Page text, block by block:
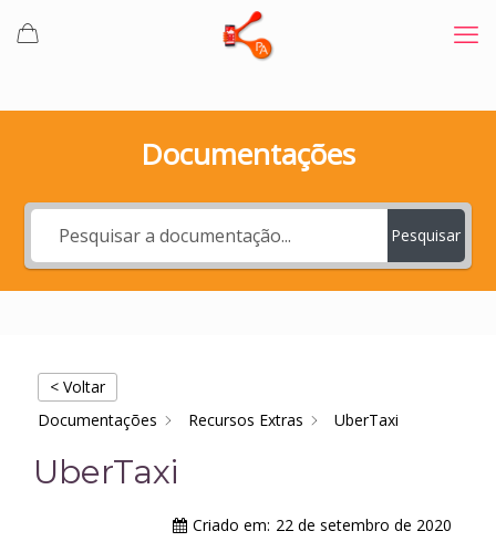
Documentações
Pesquisar
< Voltar
Documentações
Recursos Extras UberTaxi
UberTaxi
Criado em: 22 de setembro de 2020